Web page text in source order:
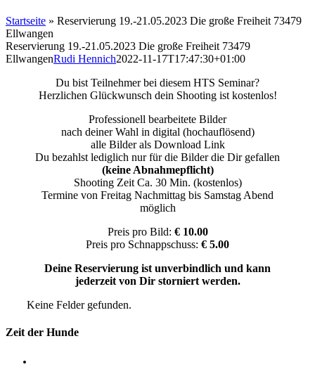
Startseite » Reservierung 19.-21.05.2023 Die große Freiheit 73479
Ellwangen
Reservierung 19.-21.05.2023 Die große Freiheit 73479
EllwangenRudi Hennich2022-11-17T17:47:30+01:00
Du bist Teilnehmer bei diesem HTS Seminar?
Herzlichen Glückwunsch dein Shooting ist kostenlos!
Professionell bearbeitete Bilder
nach deiner Wahl in digital (hochauflösend)
alle Bilder als Download Link
Du bezahlst lediglich nur für die Bilder die Dir gefallen
(keine Abnahmepflicht)
Shooting Zeit Ca. 30 Min. (kostenlos)
Termine von Freitag Nachmittag bis Samstag Abend
möglich
Preis pro Bild: € 10.00
Preis pro Schnappschuss: € 5.00
Deine Reservierung ist unverbindlich und kann
jederzeit von Dir storniert werden.
Keine Felder gefunden.
Zeit der Hunde